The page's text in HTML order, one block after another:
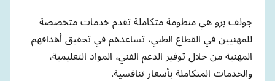
جولف برو هي منظومة متكاملة تقدم خدمات متخصصة
للمهنيين في القطاع الطبي، تساعدهم في تحقيق أهدافهم
المهنية من خلال توفير الدعم الفني، المواد التعليمية،
والخدمات المتكاملة بأسعار تنافسية.